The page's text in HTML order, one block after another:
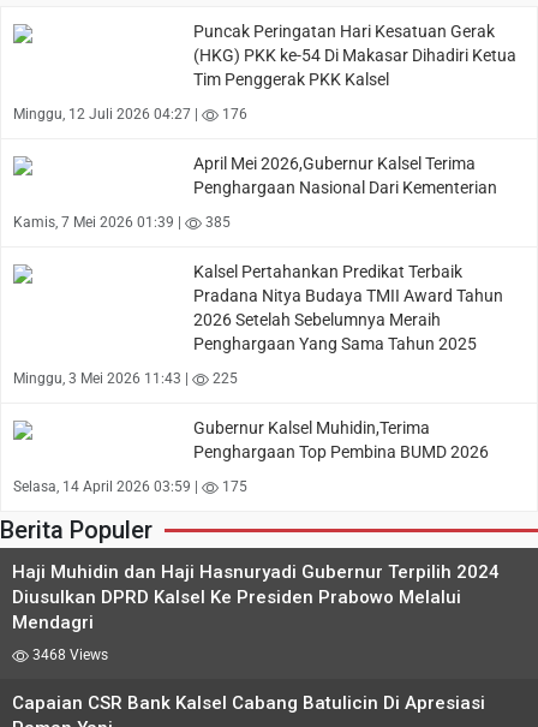
Puncak Peringatan Hari Kesatuan Gerak
(HKG) PKK ke-54 Di Makasar Dihadiri Ketua
Tim Penggerak PKK Kalsel
Minggu, 12 Juli 2026 04:27 | 176
April Mei 2026,Gubernur Kalsel Terima
Penghargaan Nasional Dari Kementerian
Kamis, 7 Mei 2026 01:39 | 385
Kalsel Pertahankan Predikat Terbaik
Pradana Nitya Budaya TMII Award Tahun
2026 Setelah Sebelumnya Meraih
Penghargaan Yang Sama Tahun 2025
Minggu, 3 Mei 2026 11:43 | 225
Gubernur Kalsel Muhidin,Terima
Penghargaan Top Pembina BUMD 2026
Selasa, 14 April 2026 03:59 | 175
Berita Populer
Haji Muhidin dan Haji Hasnuryadi Gubernur Terpilih 2024
Diusulkan DPRD Kalsel Ke Presiden Prabowo Melalui
Mendagri
3468 Views
Capaian CSR Bank Kalsel Cabang Batulicin Di Apresiasi